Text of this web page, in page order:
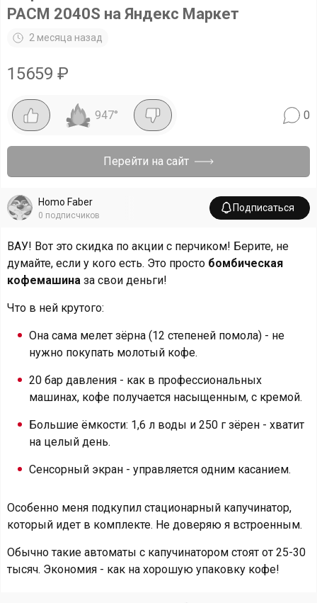
PACM 2040S на Яндекс Маркет
2 месяца назад
15659 ₽
947° 0
Перейти на сайт
Homo Faber
0 подписчиков
Подписаться
ВАУ! Вот это скидка по акции с перчиком! Берите, не
думайте, если у кого есть. Это просто бомбическая
кофемашина за свои деньги!
Что в ней крутого:
Она сама мелет зёрна (12 степеней помола) - не
нужно покупать молотый кофе.
20 бар давления - как в профессиональных
машинах, кофе получается насыщенным, с кремой.
Большие ёмкости: 1,6 л воды и 250 г зёрен - хватит
на целый день.
Сенсорный экран - управляется одним касанием.
Особенно меня подкупил стационарный капучинатор,
который идет в комплекте. Не доверяю я встроенным.
Обычно такие автоматы с капучинатором стоят от 25-30
тысяч. Экономия - как на хорошую упаковку кофе!